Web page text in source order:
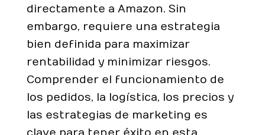
directamente a Amazon. Sin
embargo, requiere una estrategia
bien definida para maximizar
rentabilidad y minimizar riesgos.
Comprender el funcionamiento de
los pedidos, la logística, los precios y
las estrategias de marketing es